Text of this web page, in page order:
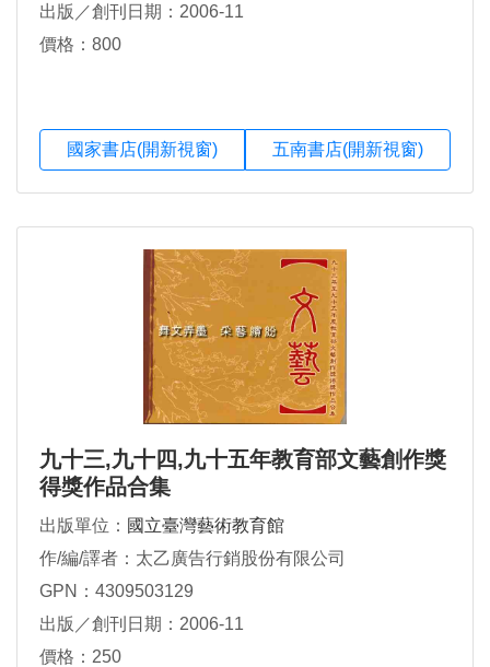
出版／創刊日期：2006-11
價格：800
國家書店(開新視窗) 五南書店(開新視窗)
九十三,九十四,九十五年教育部文藝創作獎
得獎作品合集
出版單位： 國立臺灣藝術教育館
作/編/譯者：太乙廣告行銷股份有限公司
GPN：4309503129
出版／創刊日期：2006-11
價格：250